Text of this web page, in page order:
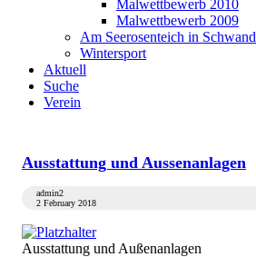
Malwettbewerb 2010
Malwettbewerb 2009
Am Seerosenteich in Schwand
Wintersport
Aktuell
Suche
Verein
Ausstattung und Aussenanlagen
admin2
2 February 2018
Ausstattung und Außenanlagen